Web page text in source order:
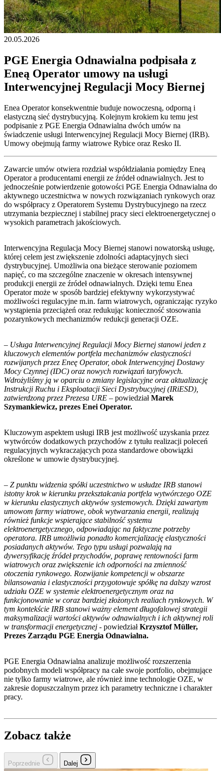
20.05.2026
PGE Energia Odnawialna podpisała z
Eneą Operator umowy na usługi
Interwencyjnej Regulacji Mocy Biernej
Enea Operator konsekwentnie buduje nowoczesną, odporną i
elastyczną sieć dystrybucyjną. Kolejnym krokiem ku temu jest
podpisanie z PGE Energia Odnawialna dwóch umów na
świadczenie usługi Interwencyjnej Regulacji Mocy Biernej (IRB).
Umowy obejmują farmy wiatrowe Rybice oraz Resko II.
Zawarcie umów otwiera rozdział współdziałania pomiędzy Eneą
Operator a producentami energii ze źródeł odnawialnych. Jest to
jednocześnie potwierdzenie gotowości PGE Energia Odnawialna do
aktywnego uczestnictwa w nowych rozwiązaniach rynkowych oraz
do współpracy z Operatorem Systemu Dystrybucyjnego na rzecz
utrzymania bezpiecznej i stabilnej pracy sieci elektroenergetycznej o
wysokich parametrach jakościowych.
Interwencyjna Regulacja Mocy Biernej stanowi nowatorską usługę,
której celem jest zwiększenie zdolności adaptacyjnych sieci
dystrybucyjnej. Umożliwia ona bieżące sterowanie poziomem
napięć, co ma szczególne znaczenie w okresach intensywnej
produkcji energii ze źródeł odnawialnych. Dzięki temu Enea
Operator może w sposób bardziej efektywny wykorzystywać
możliwości regulacyjne m.in. farm wiatrowych, ograniczając ryzyko
wystąpienia przeciążeń oraz redukując konieczność stosowania
pozarynkowych mechanizmów redukcji generacji OZE.
– Usługa Interwencyjnej Regulacji Mocy Biernej stanowi jeden z
kluczowych elementów portfela mechanizmów elastyczności
rozwijanych przez Eneę Operator, obok Interwencyjnej Dostawy
Mocy Czynnej (IDC) oraz nowych rozwiązań taryfowych.
Wdrożyliśmy ją w oparciu o zmiany legislacyjne oraz aktualizację
Instrukcji Ruchu i Eksploatacji Sieci Dystrybucyjnej (IRiESD),
zatwierdzoną przez Prezesa URE – powiedziałMarek
Szymankiewicz, prezes Enei Operator.
Kluczowym aspektem usługi IRB jest możliwość uzyskania przez
wytwórców dodatkowych przychodów z tytułu realizacji poleceń
regulacyjnych wykraczających poza standardowe obowiązki
określone w umowie dystrybucyjnej.
– Z punktu widzenia spółki uczestnictwo w usłudze IRB stanowi
istotny krok w kierunku przekształcania portfela wytwórczego OZE
w kierunku elastycznych aktywów systemowych. Dzięki zawartym
umowom farmy wiatrowe, obok wytwarzania energii, realizują
również funkcje wspierające stabilność systemu
elektroenergetycznego, odpowiadając na faktyczne potrzeby
operatora. IRB umożliwia ponadto komercjalizację elastyczności
posiadanych aktywów. Tego typu usługi pozwalają na
dywersyfikację źródeł przychodów, poprawę rentowności farm
wiatrowych oraz zwiększenie ich odporności na zmienność
otoczenia rynkowego. Rozwijanie kompetencji w obszarze
bilansowania i elastyczności przygotowuje spółkę na dalszy wzrost
udziału OZE w systemie elektroenergetycznym oraz na
funkcjonowanie w coraz bardziej złożonych realiach rynkowych. W
tym kontekście IRB stanowi ważny element długofalowej strategii
maksymalizacji wartości aktywów odnawialnych i ich aktywnej roli
w transformacji energetycznej - powiedziałKrzysztof Müller,
Prezes Zarządu PGE Energia Odnawialna.
PGE Energia Odnawialna analizuje możliwość rozszerzenia
podobnych modeli współpracy na całe swoje portfolio, obejmujące
nie tylko farmy wiatrowe, ale również inne technologie OZE, w
zakresie dopuszczalnym przez ich parametry techniczne i charakter
pracy.
Zobacz także
Poprzednie Dalej